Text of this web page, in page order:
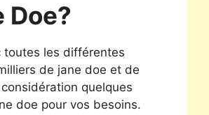
Doe?
toutes les différentes
de jane doe et de
quelques
doe pour vos besoins.